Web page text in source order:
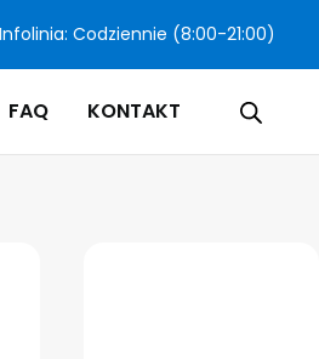
Codziennie (8:00-21:00)
FAQ KONTAKT